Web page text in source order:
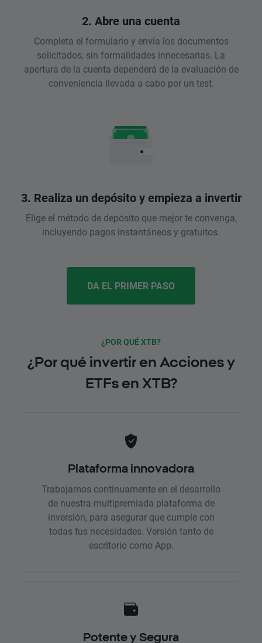
2. Abre una cuenta
Completa el formulario y envía los documentos
solicitados, sin formalidades innecesarias. La
apertura de la cuenta dependerá de la evaluación de
conveniencia llevada a cabo por un test.
3. Realiza un depósito y empieza a invertir
Elige el método de depósito que mejor te convenga,
incluyendo pagos instantáneos y gratuitos.
DA EL PRIMER PASO
¿POR QUÉ XTB?
¿Por qué invertir en Acciones y
ETFs en XTB?
Plataforma innovadora
Trabajamos continuamente en el desarrollo
de nuestra multipremiada plataforma de
inversión, para asegurar que cumple con
todas tus necesidades. Versión tanto de
escritorio como App.
Potente y Segura